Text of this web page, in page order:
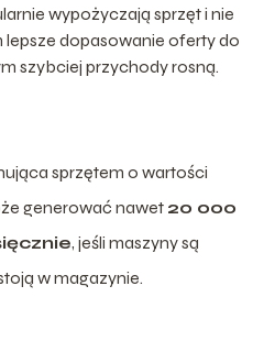
wypożyczają sprzęt i nie
lepsze dopasowanie oferty do
szybciej przychody rosną.
sprzętem o wartości
generować nawet 20 000
, jeśli maszyny są
w magazynie.